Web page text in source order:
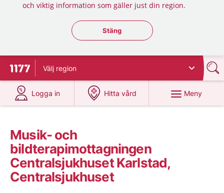
och viktig information som gäller just din region.
Stäng regionsväljaren
Stäng
Till startsidan för 1177
Välj region
Logga in
på 1177.se
Hitta vård
på 1177.se
Meny
Musik- och
bildterapimottagningen
Centralsjukhuset Karlstad,
Centralsjukhuset